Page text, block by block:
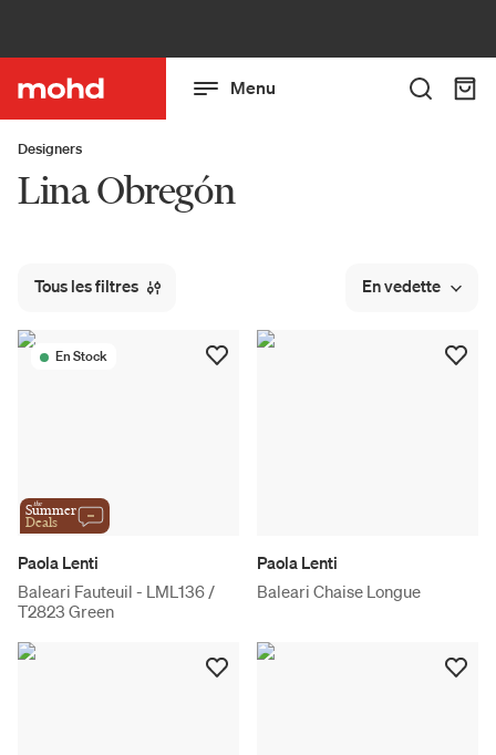
Menu
Designers
Lina Obregón
Tous les filtres En vedette
En Stock
the
Summer
Deals
Paola Lenti
Baleari Fauteuil - LML136 /
T2823 Green
Paola Lenti
Baleari Chaise Longue